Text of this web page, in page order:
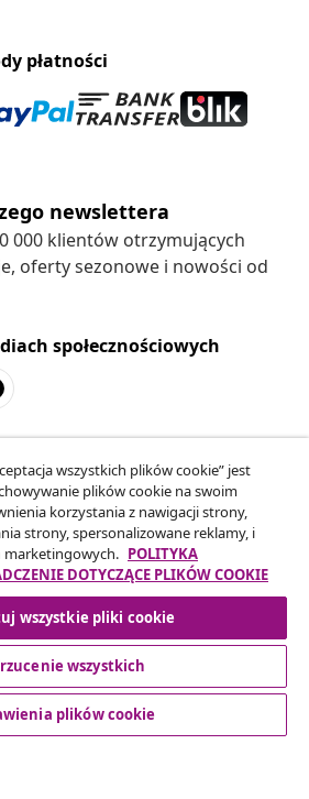
płatności
newslettera
000 klientów otrzymujących
oferty sezonowe i nowości od
społecznościowych
od umowy dotyczącej
od umowy
wszystkich plików cookie” jest
plików cookie na swoim
korzystania z nawigacji strony,
strony, spersonalizowane reklamy, i
marketingowych. POLITYKA
DOTYCZĄCE PLIKÓW COOKIE
wszystkie pliki cookie
wszystkich
plików cookie